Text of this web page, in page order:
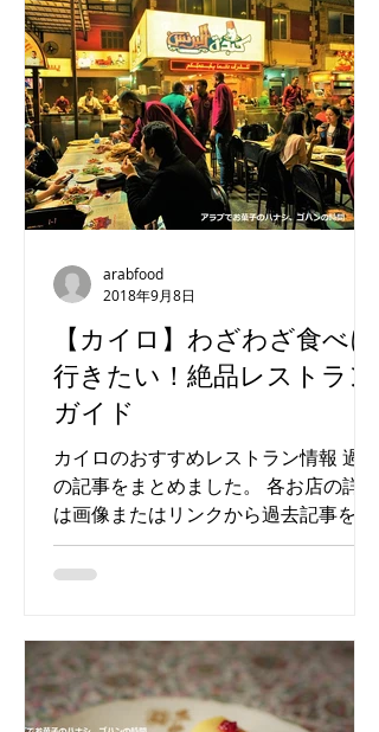
【カイロ】わざわざ食べに
行きたい！絶品レストラン
ガイド
カイロのおすすめレストラン情報 過去
の記事をまとめました。 各お店の詳細
は画像またはリンクから過去記事をご
覧ください！ カイロにはまだまだオス
スメのお店がたくさんあります。随時
arabfood
2018年9月8日